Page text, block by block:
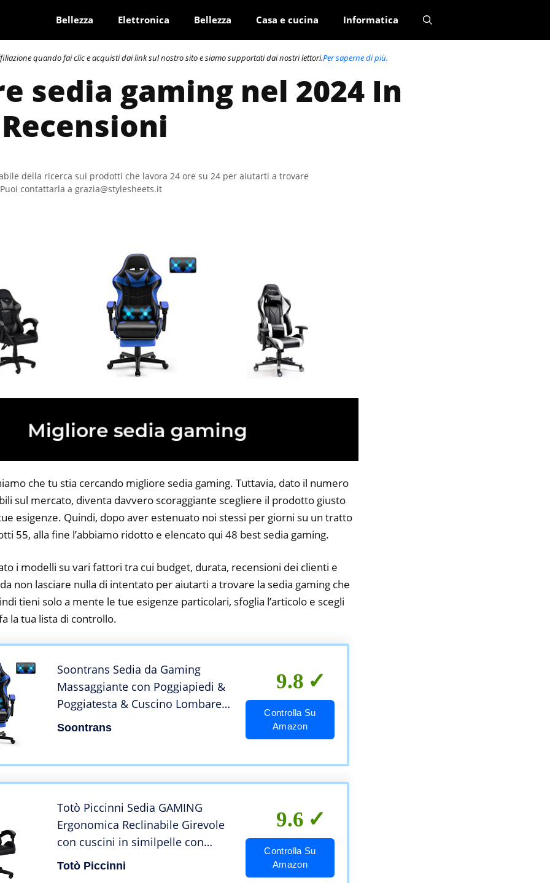
Bellezza Elettronica Bellezza Casa e cucina Informatica
quando fai clic e acquisti dai link sul nostro sito e siamo supportati dai nostri lettori.Per saperne di più.
sedia gaming nel 2024 In
della ricerca sui prodotti che lavora 24 ore su 24 per aiutarti a trovare
contattarla a grazia@stylesheets.it
che tu stia cercando migliore sedia gaming. Tuttavia, dato il numero
sul mercato, diventa davvero scoraggiante scegliere il prodotto giusto
esigenze. Quindi, dopo aver estenuato noi stessi per giorni su un tratto
55, alla fine l’abbiamo ridotto e elencato qui 48 best sedia gaming.
i modelli su vari fattori tra cui budget, durata, recensioni dei clienti e
non lasciare nulla di intentato per aiutarti a trovare la sedia gaming che
tieni solo a mente le tue esigenze particolari, sfoglia l’articolo e scegli
la tua lista di controllo.
Soontrans Sedia da Gaming
Massaggiante con Poggiapiedi &
Poggiatesta & Cuscino Lombare
Massaggio, Poltrona da Gaming,
Soontrans
9.8
Controlla Su
Amazon
Totò Piccinni Sedia GAMING
Ergonomica Reclinabile Girevole
con cuscini in similpelle con
rotelle e poggiatesta (Grigio)
Totò Piccinni
9.6
Controlla Su
Amazon